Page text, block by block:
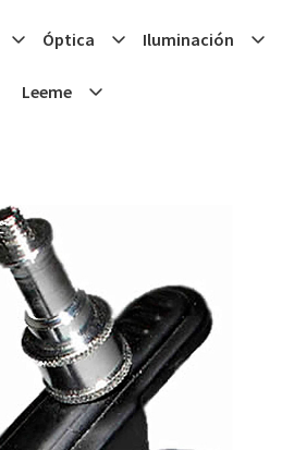
Óptica Iluminación
Leeme